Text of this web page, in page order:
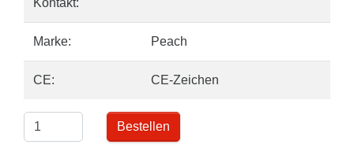
Kontakt:
Marke: Peach
CE: CE-Zeichen
Bestellen